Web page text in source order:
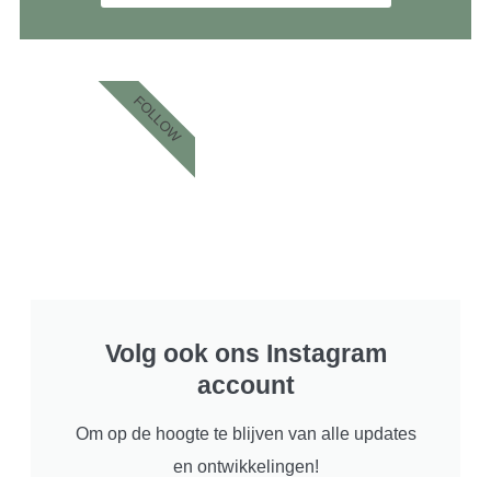
Volg ook ons Instagram
account
Om op de hoogte te blijven van alle updates
en ontwikkelingen!
FOLLOW